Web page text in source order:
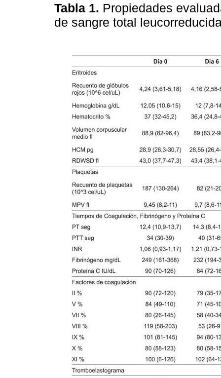
Tabla 1. Propiedades
de sangre total